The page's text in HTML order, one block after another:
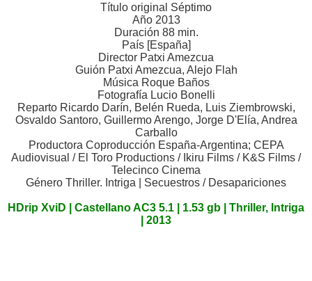
Título original Séptimo
Año 2013
Duración 88 min.
País [España]
Director Patxi Amezcua
Guión Patxi Amezcua, Alejo Flah
Música Roque Baños
Fotografía Lucio Bonelli
Reparto Ricardo Darín, Belén Rueda, Luis Ziembrowski,
Osvaldo Santoro, Guillermo Arengo, Jorge D'Elía, Andrea
Carballo
Productora Coproducción España-Argentina; CEPA
Audiovisual / El Toro Productions / Ikiru Films / K&S Films /
Telecinco Cinema
Género Thriller. Intriga | Secuestros / Desapariciones
HDrip XviD | Castellano AC3 5.1 | 1.53 gb | Thriller, Intriga
| 2013